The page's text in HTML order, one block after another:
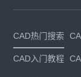
CAD热门搜索
CAD入门教程